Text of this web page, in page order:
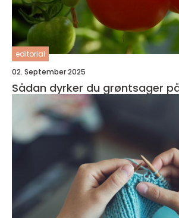
editorial
02. September 2025
Sådan dyrker du grøntsager